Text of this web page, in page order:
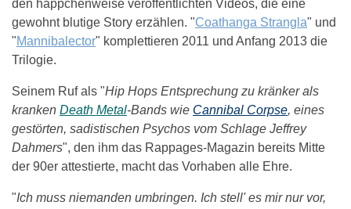
den häppchenweise veröffentlichten Videos, die eine
gewohnt blutige Story erzählen. "Coathanga Strangla" und
"Mannibalector" komplettieren 2011 und Anfang 2013 die
Trilogie.
Seinem Ruf als "Hip Hops Entsprechung zu kränker als
kranken Death Metal-Bands wie Cannibal Corpse, eines
gestörten, sadistischen Psychos vom Schlage Jeffrey
Dahmers", den ihm das Rappages-Magazin bereits Mitte
der 90er attestierte, macht das Vorhaben alle Ehre.
"Ich muss niemanden umbringen. Ich stell' es mir nur vor,